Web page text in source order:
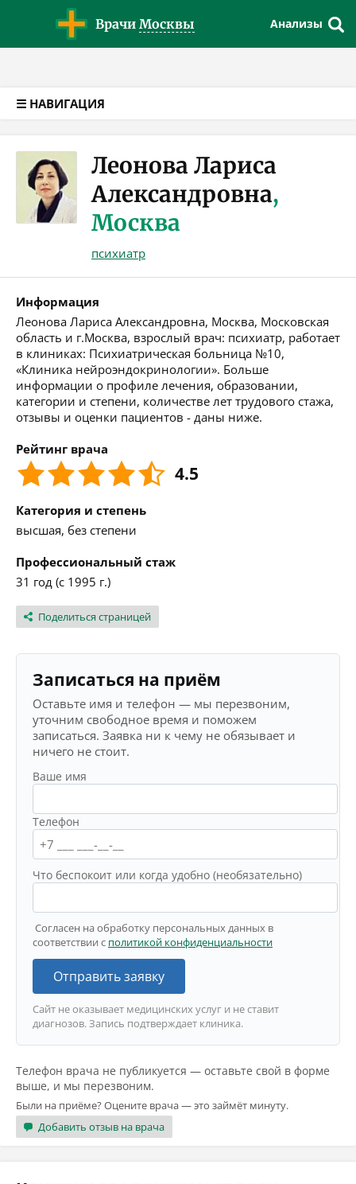
Врачи Москвы Анализы
☰ НАВИГАЦИЯ
Леонова Лариса
Александровна,
Москва
психиатр
Информация
Леонова Лариса Александровна, Москва, Московская
область и г.Москва, взрослый врач: психиатр, работает
в клиниках: Психиатрическая больница №10,
«Клиника нейроэндокринологии». Больше
информации о профиле лечения, образовании,
категории и степени, количестве лет трудового стажа,
отзывы и оценки пациентов - даны ниже.
Рейтинг врача
4.5
Категория и степень
высшая, без степени
Профессиональный стаж
31 год (с 1995 г.)
Поделиться страницей
Записаться на приём
Оставьте имя и телефон — мы перезвоним,
уточним свободное время и поможем
записаться. Заявка ни к чему не обязывает и
ничего не стоит.
Ваше имя
Телефон
Что беспокоит или когда удобно (необязательно)
Согласен на обработку персональных данных в
соответствии с политикой конфиденциальности
Отправить заявку
Сайт не оказывает медицинских услуг и не ставит
диагнозов. Запись подтверждает клиника.
Телефон врача не публикуется — оставьте свой в форме
выше, и мы перезвоним.
Были на приёме? Оцените врача — это займёт минуту.
Добавить отзыв на врача